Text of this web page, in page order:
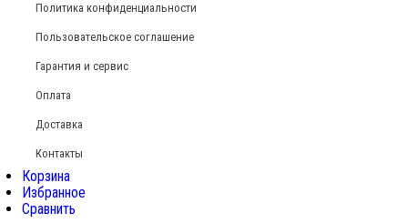
Политика конфиденциальности
Пользовательское соглашение
Гарантия и сервис
Оплата
Доставка
Контакты
Корзина
Избранное
Сравнить